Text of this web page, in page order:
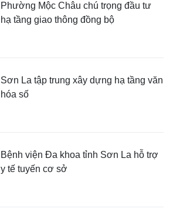
Phường Mộc Châu chú trọng đầu tư
hạ tầng giao thông đồng bộ
Sơn La tập trung xây dựng hạ tầng văn
hóa số
Bệnh viện Đa khoa tỉnh Sơn La hỗ trợ
y tế tuyến cơ sở